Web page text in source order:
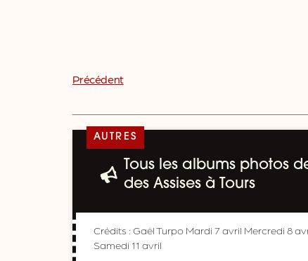
Précédent
AUTRES
Tous les albums photos
des Assises à Tours
Crédits : Gaël Turpo Mardi 7 avril Mercredi 8
Samedi 11 avril